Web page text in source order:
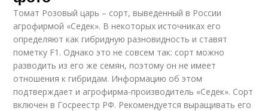
Томат Розовый царь – сорт, выведенный в России
агрофирмой «Седек». В некоторых источниках его
определяют как гибридную разновидность и ставят
пометку F1. Однако это не совсем так: сорт можно
разводить из его же семян, поэтому он не имеет
отношения к гибридам. Информацию об этом
подтверждает и агрофирма-производитель «Седек». Сорт
включен в Госреестр РФ. Рекомендуется выращивать его